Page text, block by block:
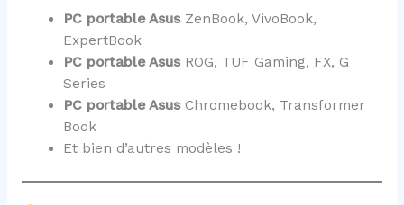
PC portable Asus ZenBook, VivoBook,
ExpertBook
PC portable Asus ROG, TUF Gaming, FX, G
Series
PC portable Asus Chromebook, Transformer
Book
Et bien d’autres modèles !